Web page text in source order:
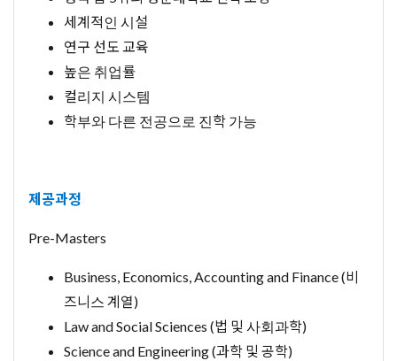
세계적인 시설
연구 선도 교육
높은 취업률
컬리지 시스템
학부와 다른 전공으로 진학 가능
제공과정
Pre-Masters
Business, Economics, Accounting and Finance (비
즈니스 계열)
Law and Social Sciences (법 및 사회과학)
Science and Engineering (과학 및 공학)